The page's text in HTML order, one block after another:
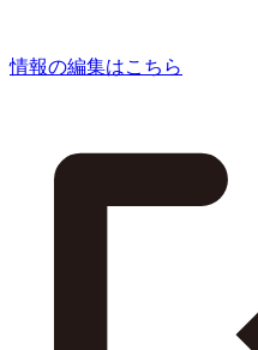
情報の編集はこちら